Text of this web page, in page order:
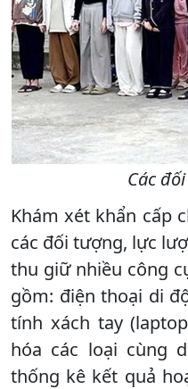
Các
Khám xét khẩn cấp
các đối tượng, lực
thu giữ nhiều công
gồm: điện thoại di
tính xách tay
hóa các loại cùng
thống kê kết quả